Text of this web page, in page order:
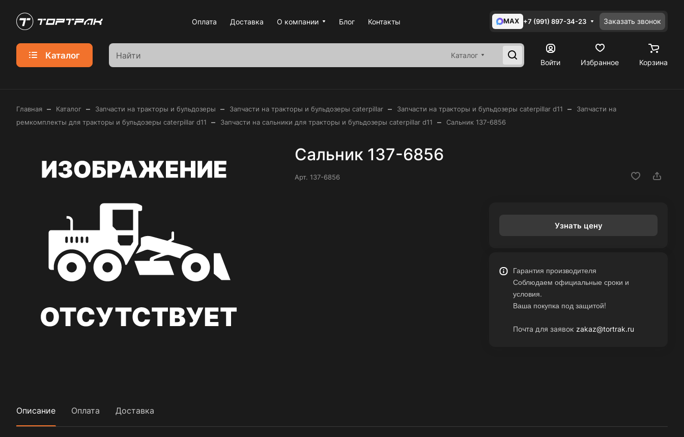
Оплата Доставка О компании Блог Контакты MAX +7 (991) 897-34-23 Заказать звонок
Каталог
Каталог
Войти
Избранное Корзина
Главная – Каталог – Запчасти на тракторы и бульдозеры – Запчасти на тракторы и бульдозеры caterpillar – Запчасти на тракторы и бульдозеры caterpillar d11 –
Запчасти на
ремкомплекты для тракторы и бульдозеры caterpillar d11
– Запчасти на сальники для тракторы и бульдозеры caterpillar d11 – Сальник 137-6856
Сальник 137-6856
Арт. 137-6856
Узнать цену
Гарантия производителя
Соблюдаем официальные сроки и
условия.
Ваша покупка под защитой!
Почта для заявок zakaz@tortrak.ru
Описание Оплата Доставка